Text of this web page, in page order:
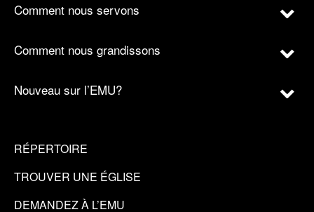
Comment nous servons
Comment nous grandissons
Nouveau sur l’EMU?
RÉPERTOIRE
TROUVER UNE ÉGLISE
DEMANDEZ À L’EMU